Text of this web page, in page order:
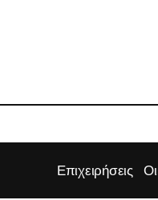
Επιχειρήσεις